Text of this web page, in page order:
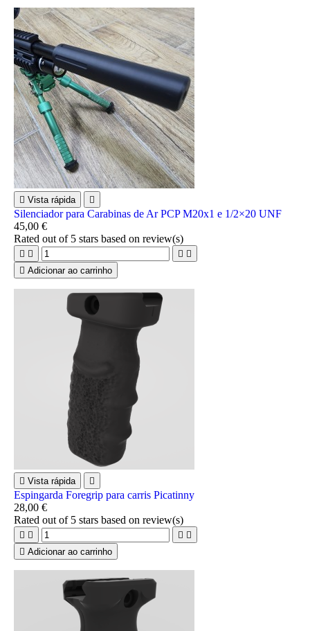
 Vista rápida 
Silenciador para Carabinas de Ar PCP M20x1 e 1/2×20 UNF
45,00 €
Rated out of 5 stars based on review(s)
   
 Adicionar ao carrinho
 Vista rápida 
Espingarda Foregrip para carris Picatinny
28,00 €
Rated out of 5 stars based on review(s)
   
 Adicionar ao carrinho